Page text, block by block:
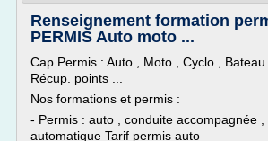
Renseignement formation
PERMIS Auto moto ...
Cap Permis : Auto , Moto , Cyclo , Bateau
Récup. points ...
Nos formations et permis :
- Permis : auto , conduite accompagnée
automatique Tarif permis auto